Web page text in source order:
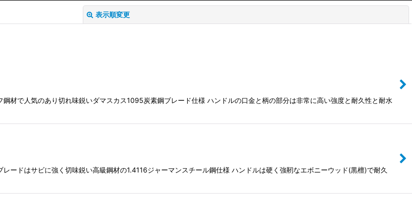
表示順変更
絞り込む
材で人気のあり切れ味鋭いダマスカス1095炭素鋼ブレード仕様 ハンドルの口金と柄の部分は非常に高い強度と耐久性と耐水
ードはサビに強く切味鋭い高級鋼材の1.4116ジャーマンスチール鋼仕様 ハンドルは硬く強靭なエボニーウッド(黒檀)で耐久